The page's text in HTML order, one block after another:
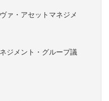
ァ・アセットマネジメ
ジメント・グループ議